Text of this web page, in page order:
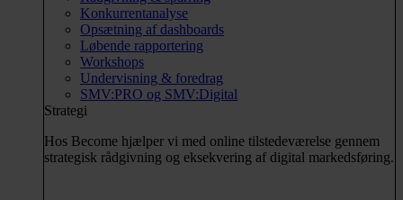
Konkurrentanalyse
Opsætning af dashboards
Løbende rapportering
Workshops
Undervisning & foredrag
SMV:PRO og SMV:Digital
Strategi
Hos Become hjælper vi med online tilstedeværelse gennem
strategisk rådgivning og eksekvering af digital markedsføring.